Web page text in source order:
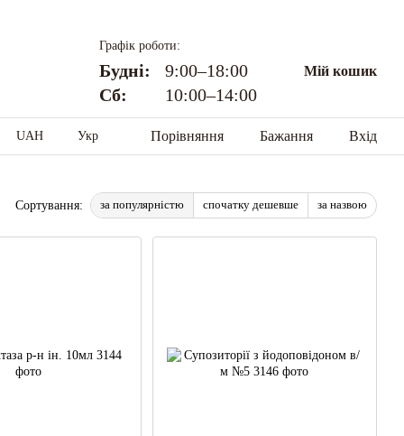
Графік роботи:
Будні:
9:00–18:00
Сб:
10:00–14:00
Мій кошик
UAH Укр Порівняння Бажання Вхід
Сортування: за популярністю спочатку дешевше за назвою